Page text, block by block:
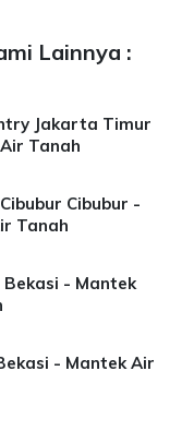
Lainnya :
Jakarta Timur
Tanah
Cibubur -
Tanah
Bekasi - Mantek
- Mantek Air